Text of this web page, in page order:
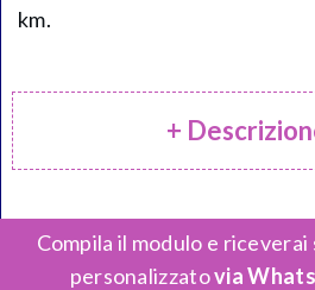
km.
+
Compila il modulo e
personalizzatovia